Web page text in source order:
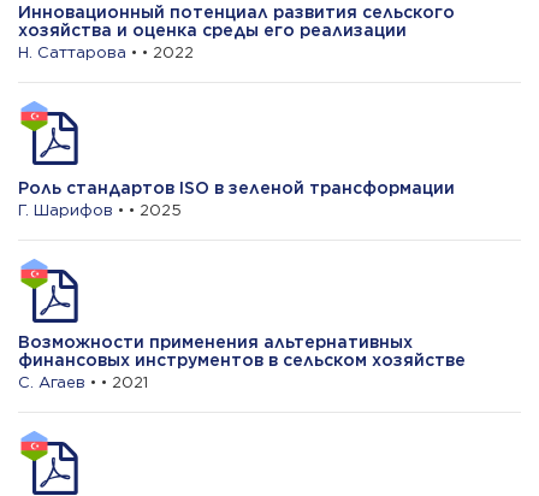
Инновационный потенциал развития сельского
хозяйства и оценка среды его реализации
Н. Саттарова • • 2022
Роль стандартов ISO в зеленой трансформации
Г. Шарифов • • 2025
Возможности применения альтернативных
финансовых инструментов в сельском хозяйстве
С. Агаев • • 2021